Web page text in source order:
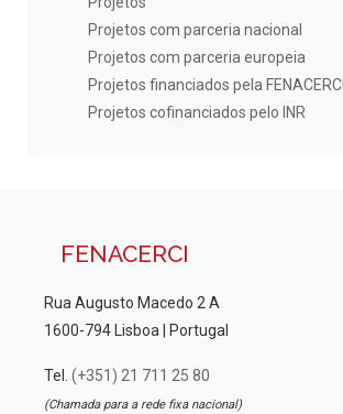
Projetos com parceria nacional
Projetos com parceria europeia
Projetos financiados pela FENACERCI
Projetos cofinanciados pelo INR
FENACERCI
Rua Augusto Macedo 2 A
1600-794 Lisboa | Portugal
Tel. (+351) 21 711 25 80
(Chamada para a rede fixa nacional)